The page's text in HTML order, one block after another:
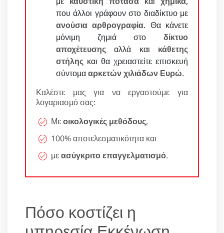
που άλλοι γράφουν στο διαδίκτυο με
ανούσια αρθρογραφία. Θα κάνετε
μόνιμη ζημιά στο δίκτυο
αποχέτευσης αλλά και κάθετης
στήλης και θα χρειαστείτε επισκευή
σύντομααρκετών χιλιάδων Ευρώ.
Καλέστε μας για να εργαστούμε για
λογαριασμό σας:
Μεοικολογικές μεθόδους,
100% αποτελεσματικότητα και
μεασύγκριτο επαγγελματισμό.
Πόσο κοστίζει η